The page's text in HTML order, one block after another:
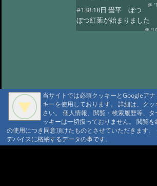
@
#138:18日 畳平 ぼつ
ぼつ紅葉が始まりました
@
#134:スノーシーズン @ '17
#133:乗鞍山頂に雪がのり
@ '17
#132:乗鞍高原の紅葉
見頃
@
#131:紅葉 10/5写す @
当サイトでは必須クッキーとGoogleア
キーを使用しております。 詳細は、ク
さい。 個人情報、閲覧・検索履歴等、
ッキーは一切扱っておりません。 閲覧
の使用につき同意頂けたものとさせていただきます
デバイスに格納するデータの事です。